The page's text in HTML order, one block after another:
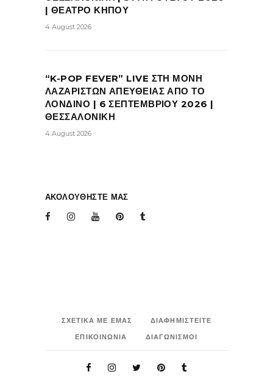
| ΘΕΑΤΡΟ ΚΗΠΟΥ
4 August 2026
“K-POP FEVER” LIVE ΣΤΗ ΜΟΝΗ
ΛΑΖΑΡΙΣΤΩΝ ΑΠΕΥΘΕΙΑΣ ΑΠΟ ΤΟ
ΛΟΝΔΙΝΟ | 6 ΣΕΠΤΕΜΒΡΙΟΥ 2026 |
ΘΕΣΣΑΛΟΝΙΚΗ
4 August 2026
ΑΚΟΛΟΥΘΗΣΤΕ ΜΑΣ
ΣΧΕΤΙΚΑ ΜΕ ΕΜΑΣ
ΔΙΑΦΗΜΙΣΤΕΙΤΕ
ΕΠΙΚΟΙΝΩΝΙΑ
ΔΙΑΓΩΝΙΣΜΟΙ